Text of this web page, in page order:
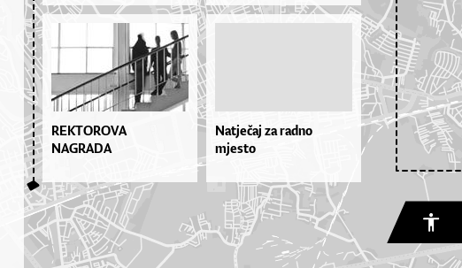
REKTOROVA
NAGRADA
Natječaj za radno
mjesto